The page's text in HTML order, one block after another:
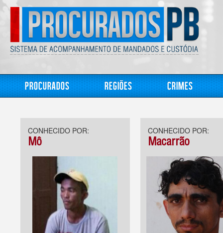
Procurados Regiões Crimes
CONHECIDO POR:
Mô
CONHECIDO POR:
Macarrão